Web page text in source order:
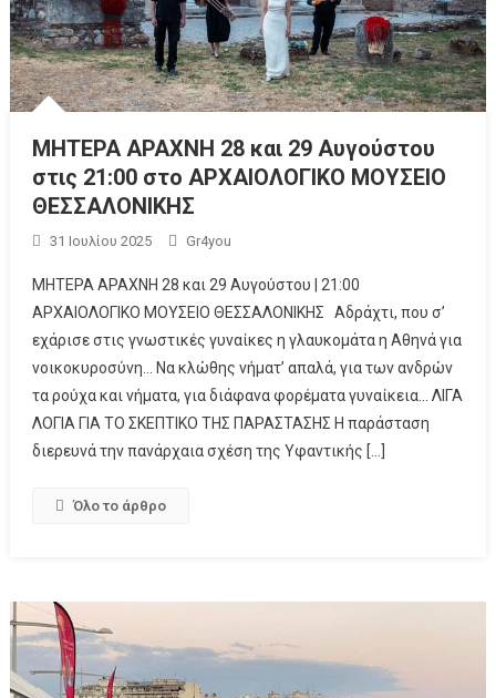
ΜΗΤΕΡΑ ΑΡΑΧΝΗ 28 και 29 Αυγούστου
στις 21:00 στο ΑΡΧΑΙΟΛΟΓΙΚΟ ΜΟΥΣΕΙΟ
ΘΕΣΣΑΛΟΝΙΚΗΣ
31 Ιουλίου 2025 Gr4you
ΜΗΤΕΡΑ ΑΡΑΧΝΗ 28 και 29 Αυγούστου | 21:00
ΑΡΧΑΙΟΛΟΓΙΚΟ ΜΟΥΣΕΙΟ ΘΕΣΣΑΛΟΝΙΚΗΣ Αδράχτι, που σ’
εχάρισε στις γνωστικές γυναίκες η γλαυκομάτα η Αθηνά για
νοικοκυροσύνη… Να κλώθης νήματ’ απαλά, για των ανδρών
τα ρούχα και νήματα, για διάφανα φορέματα γυναίκεια… ΛΙΓΑ
ΛΟΓΙΑ ΓΙΑ ΤΟ ΣΚΕΠΤΙΚΟ ΤΗΣ ΠΑΡΑΣΤΑΣΗΣ Η παράσταση
διερευνά την πανάρχαια σχέση της Υφαντικής […]
Όλο το άρθρο